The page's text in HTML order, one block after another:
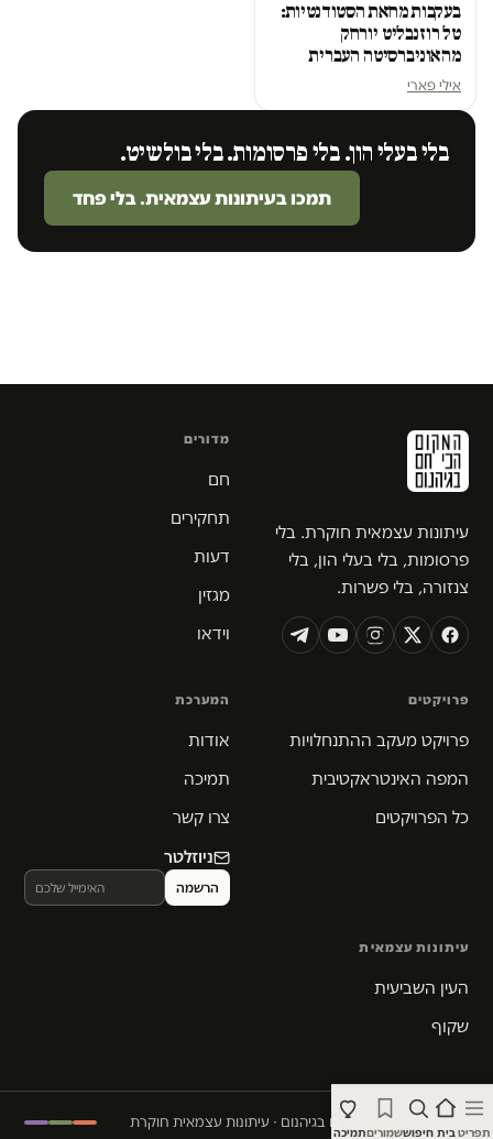
תפריטבית חיפוששמוריםתמיכה
בעקבות מחאת הסטודנטיות:
טל רוזנבליט יורחק
מהאוניברסיטה העברית
אילי פארי
בלי בעלי הון. בלי פרסומות. בלי בולשיט.
תמכו בעיתונות עצמאית. בלי פחד
עיתונות עצמאית חוקרת. בלי
פרסומות, בלי בעלי הון, בלי
צנזורה, בלי פשרות.
מדורים
חם
תחקירים
דעות
מגזין
וידאו
פרויקטים
פרויקט מעקב ההתנחלויות
המפה האינטראקטיבית
כל הפרויקטים
המערכת
אודות
תמיכה
צרו קשר
ניוזלטר
עיתונות עצמאית
העין השביעית
שקוף
© 2026 המקום הכי חם בגיהנום · עיתונות עצמאית חוקרת